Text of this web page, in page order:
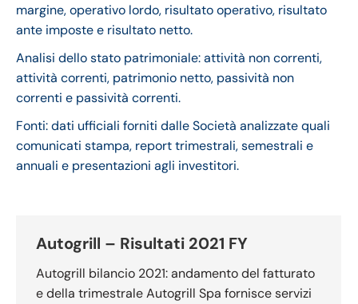
margine, operativo lordo, risultato operativo, risultato
ante imposte e risultato netto.
Analisi dello stato patrimoniale: attività non correnti,
attività correnti, patrimonio netto, passività non
correnti e passività correnti.
Fonti: dati ufficiali forniti dalle Società analizzate quali
comunicati stampa, report trimestrali, semestrali e
annuali e presentazioni agli investitori.
Autogrill – Risultati 2021 FY
Autogrill bilancio 2021: andamento del fatturato
e della trimestrale Autogrill Spa fornisce servizi